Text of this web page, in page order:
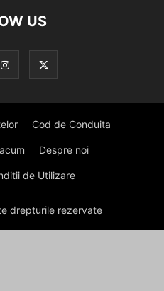
US
Cod de Conduita
Despre noi
de Utilizare
drepturile rezervate